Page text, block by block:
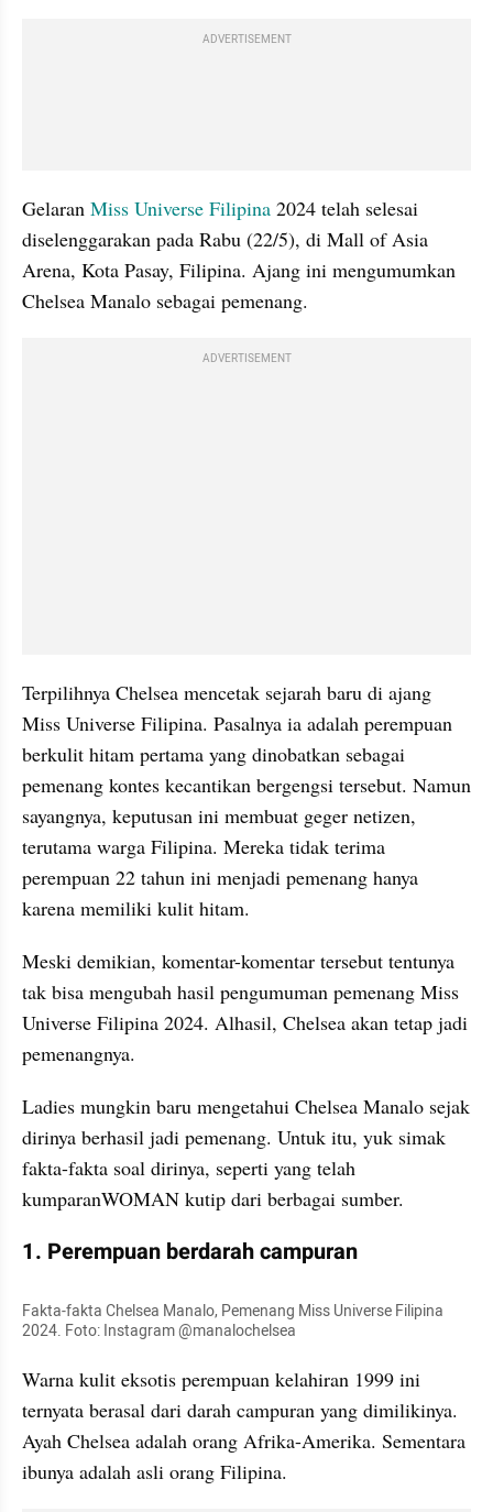
ADVERTISEMENT
Gelaran Miss Universe Filipina 2024 telah selesai
diselenggarakan pada Rabu (22/5), di Mall of Asia
Arena, Kota Pasay, Filipina. Ajang ini mengumumkan
Chelsea Manalo sebagai pemenang.
ADVERTISEMENT
Terpilihnya Chelsea mencetak sejarah baru di ajang
Miss Universe Filipina. Pasalnya ia adalah perempuan
berkulit hitam pertama yang dinobatkan sebagai
pemenang kontes kecantikan bergengsi tersebut. Namun
sayangnya, keputusan ini membuat geger netizen,
terutama warga Filipina. Mereka tidak terima
perempuan 22 tahun ini menjadi pemenang hanya
karena memiliki kulit hitam.
Meski demikian, komentar-komentar tersebut tentunya
tak bisa mengubah hasil pengumuman pemenang Miss
Universe Filipina 2024. Alhasil, Chelsea akan tetap jadi
pemenangnya.
Ladies mungkin baru mengetahui Chelsea Manalo sejak
dirinya berhasil jadi pemenang. Untuk itu, yuk simak
fakta-fakta soal dirinya, seperti yang telah
kumparanWOMAN kutip dari berbagai sumber.
1. Perempuan berdarah campuran
Fakta-fakta Chelsea Manalo, Pemenang Miss Universe Filipina
2024. Foto: Instagram @manalochelsea
Warna kulit eksotis perempuan kelahiran 1999 ini
ternyata berasal dari darah campuran yang dimilikinya.
Ayah Chelsea adalah orang Afrika-Amerika. Sementara
ibunya adalah asli orang Filipina.